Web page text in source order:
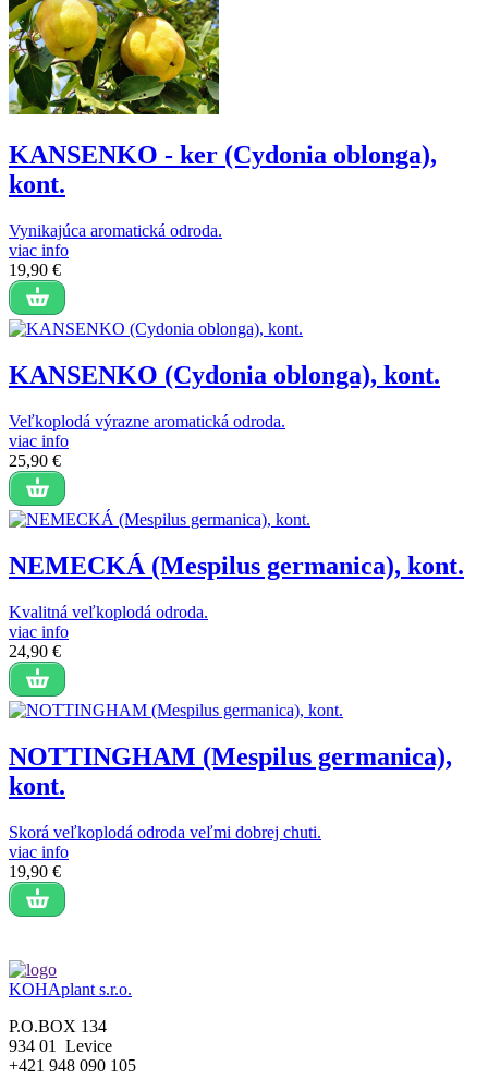
KANSENKO - ker (Cydonia oblonga),
kont.
Vynikajúca aromatická odroda.
viac info
19,90 €
KANSENKO (Cydonia oblonga), kont.
Veľkoplodá výrazne aromatická odroda.
viac info
25,90 €
NEMECKÁ (Mespilus germanica), kont.
Kvalitná veľkoplodá odroda.
viac info
24,90 €
NOTTINGHAM (Mespilus germanica),
kont.
Skorá veľkoplodá odroda veľmi dobrej chuti.
viac info
19,90 €
KOHAplant s.r.o.
P.O.BOX 134
934 01 Levice
+421 948 090 105